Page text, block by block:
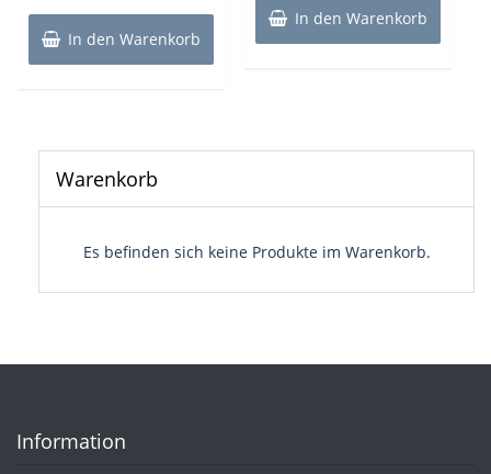
In den Warenkorb
In den Warenkorb
Warenkorb
Es befinden sich keine Produkte im Warenkorb.
Information